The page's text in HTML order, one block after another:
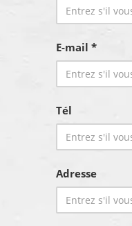
E-mail *
Tél
Adresse